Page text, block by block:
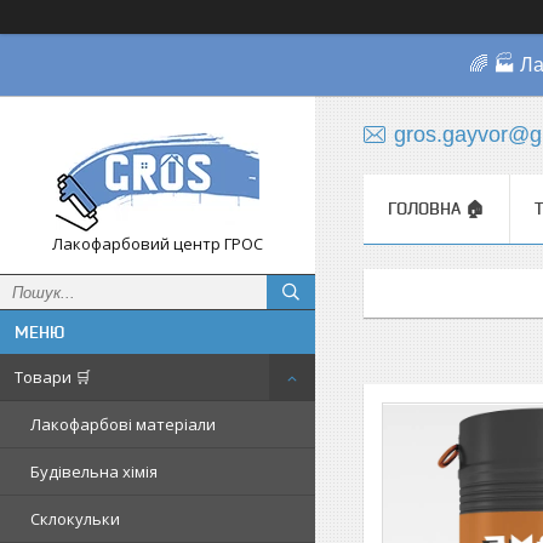
🌈 🏭
Лакофарбовий центр ГРОС
Товари 🛒
Лакофарбові матеріали
Будівельна хімія
Склокульки
ГОЛОВНА 🏠